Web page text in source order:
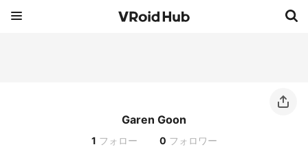
Garen Goon
1 フォロー 0 フォロワー